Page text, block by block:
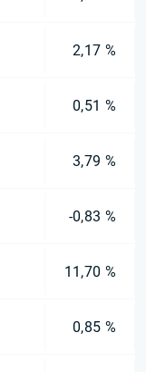
2,17 %
0,51 %
3,79 %
-0,83 %
11,70 %
0,85 %